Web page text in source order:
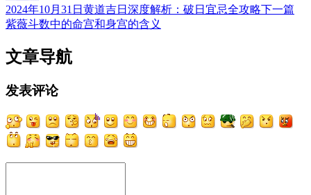
2024年10月31日黄道吉日深度解析：破日宜忌全攻略下一篇
紫薇斗数中的命宫和身宫的含义
文章导航
发表评论